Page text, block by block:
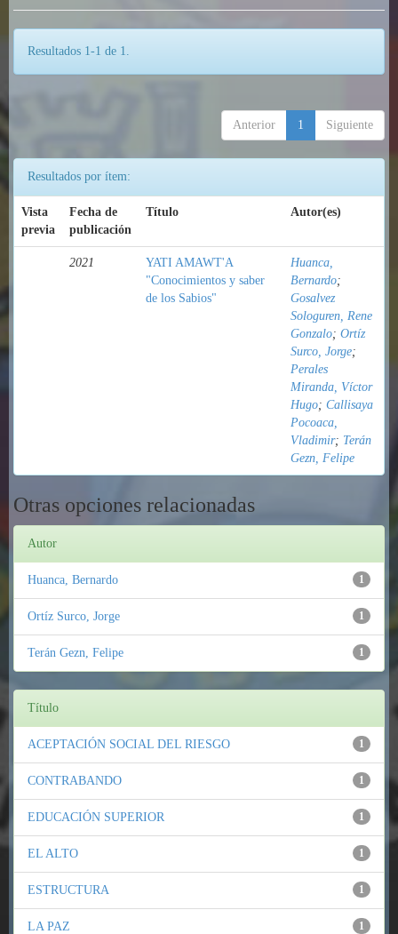
Resultados 1-1 de 1.
Anterior 1 Siguiente
Resultados por ítem:
Vista
previa
Fecha de
publicación
Título Autor(es)
2021
YATI AMAWT'A
"Conocimientos y saber
de los Sabios"
Huanca,
Bernardo;
Gosalvez
Sologuren, Rene
Gonzalo; Ortíz
Surco, Jorge;
Perales
Miranda, Víctor
Hugo; Callisaya
Pocoaca,
Vladimir; Terán
Gezn, Felipe
Otras opciones relacionadas
Autor
1
Huanca, Bernardo
1
Ortíz Surco, Jorge
1
Terán Gezn, Felipe
Título
1
ACEPTACIÓN SOCIAL DEL RIESGO
1
CONTRABANDO
1
EDUCACIÓN SUPERIOR
1
EL ALTO
1
ESTRUCTURA
1
LA PAZ